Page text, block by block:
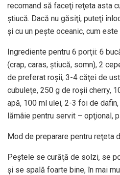
recomand să faceţi reţeta asta
ştiucă. Dacă nu găsiţi, puteţi
şi cu un peşte oceanic, cum este
Ingrediente pentru 6 porţii: 6
(crap, caras, ştiucă, somn), 2
de preferat roşii, 3-4 căţei de
cubuleţe, 250 g de roşii cherry,
apă, 100 ml ulei, 2-3 foi de
lămâie pentru servit – opţional,
Mod de preparare pentru reţeta
Peştele se curăţă de solzi, se
şi se spală foarte bine, în mai